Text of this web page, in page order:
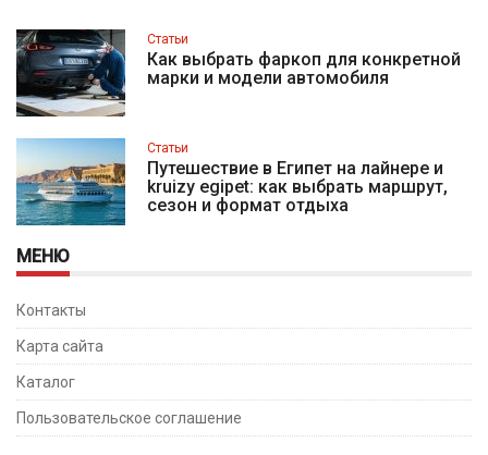
Статьи
Как выбрать фаркоп для конкретной
марки и модели автомобиля
Статьи
Путешествие в Египет на лайнере и
kruizy egipet: как выбрать маршрут,
сезон и формат отдыха
МЕНЮ
Контакты
Карта сайта
Каталог
Пользовательское соглашение